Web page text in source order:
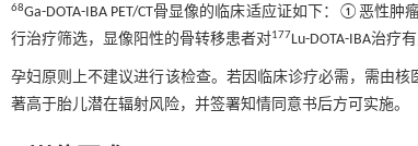
68Ga-DOTA-IBA PET/CT骨显像的临床适应证如下：①恶性肿
行治疗筛选，显像阳性的骨转移患者对177Lu-DOTA-IBA治疗
孕妇原则上不建议进行该检查。若因临床诊疗必需，需由
著高于胎儿潜在辐射风险，并签署知情同意书后方可实施。